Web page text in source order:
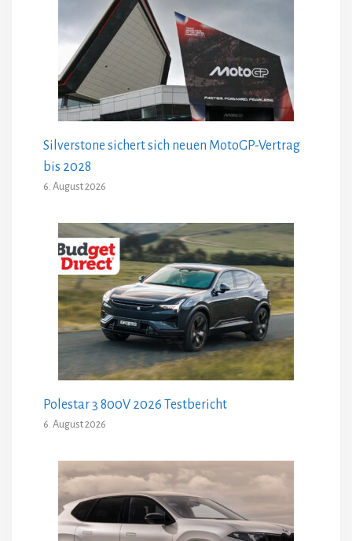
Silverstone sichert sich neuen MotoGP-Vertrag
bis 2028
6. August 2026
Polestar 3 800V 2026 Testbericht
6. August 2026